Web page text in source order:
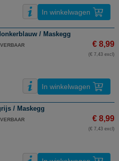
In winkelwagen
/ Maskegg
€ 8,99
(€ 7,43 excl)
In winkelwagen
/ Maskegg
€ 8,99
(€ 7,43 excl)